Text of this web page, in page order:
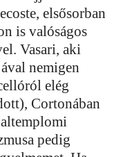
elsősorban
is valóságos
Vasari, aki
nemigen
elég
Cortonában
pedig